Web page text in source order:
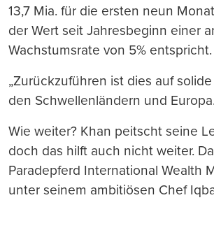
13,7 Mia. für die ersten neun
der Wert seit Jahresbeginn einer
Wachstumsrate von 5% entspricht.
„Zurückzuführen ist dies auf
den Schwellenländern und
Wie weiter? Khan peitscht seine
doch das hilft auch nicht weiter.
Paradepferd International Wealth
unter seinem ambitiösen Chef